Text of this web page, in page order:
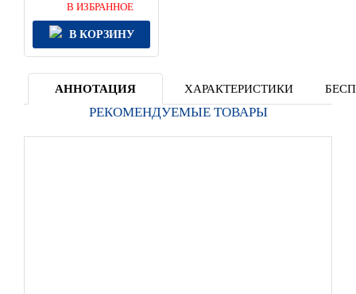
В ИЗБРАННОЕ
В КОРЗИНУ
АННОТАЦИЯ ХАРАКТЕРИСТИКИ
РЕКОМЕНДУЕМЫЕ ТОВАРЫ